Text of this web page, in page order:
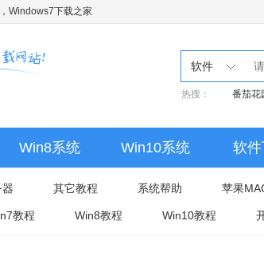
Windows7下载之家
软件
热搜： 番茄花
Win8系统 Win10系统 软
器 其它教程 系统帮助 苹果
教程 Win8教程 Win10教程